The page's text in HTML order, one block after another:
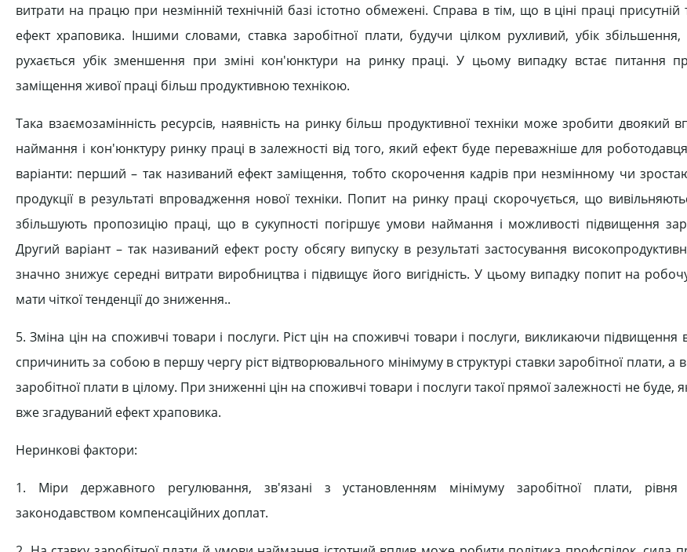
витрати на працю при незмінній технічній базі істотно обмежені. Справа в тім, що в ціні праці присутній
ефект храповика. Іншими словами, ставка заробітної плати, будучи цілком рухливий, убік
рухається убік зменшення при зміні кон'юнктури на ринку праці. У цьому випадку встає питання
заміщення живої праці більш продуктивною технікою.
Така взаємозамінність ресурсів, наявність на ринку більш продуктивної техніки може зробити двоякий
наймання і кон'юнктуру ринку праці в залежності від того, який ефект буде переважніше для
варіанти: перший – так називаний ефект заміщення, тобто скорочення кадрів при незмінному чи
продукції в результаті впровадження нової техніки. Попит на ринку праці скорочується, що
збільшують пропозицію праці, що в сукупності погіршує умови наймання і можливості підвищення
Другий варіант – так називаний ефект росту обсягу випуску в результаті застосування
значно знижує середні витрати виробництва і підвищує його вигідність. У цьому випадку попит на
мати чіткої тенденції до зниження..
5. Зміна цін на споживчі товари і послуги. Ріст цін на споживчі товари і послуги, викликаючи підвищення
спричинить за собою в першу чергу ріст відтворювального мінімуму в структурі ставки заробітної плати, а
заробітної плати в цілому. При зниженні цін на споживчі товари і послуги такої прямої залежності не буде,
вже згадуваний ефект храповика.
Неринкові фактори:
1. Міри державного регулювання, зв'язані з установленням мінімуму заробітної плати, рівня
законодавством компенсаційних доплат.